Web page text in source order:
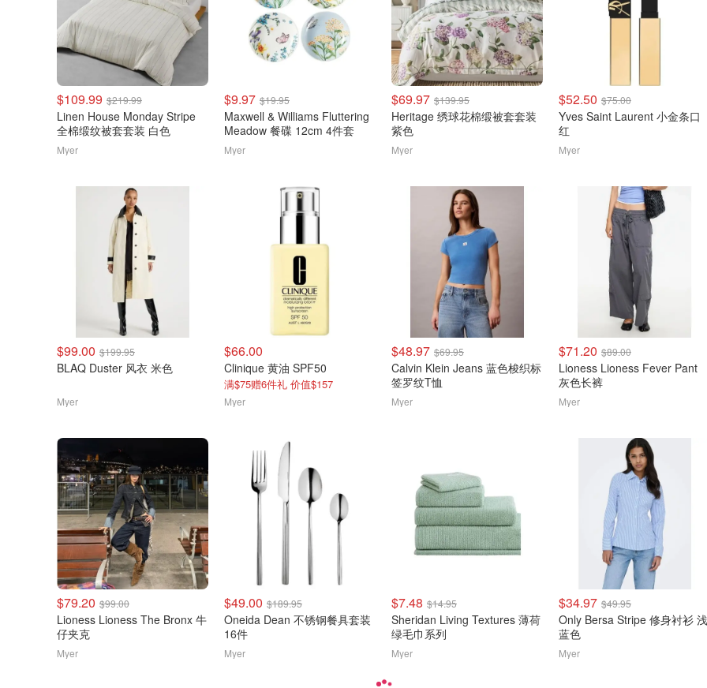
$109.99 $219.99
Linen House Monday Stripe
全棉缎纹被套套装 白色
Myer
$9.97 $19.95
Maxwell & Williams Fluttering
Meadow 餐碟 12cm 4件套
Myer
$69.97 $139.95
Heritage 绣球花棉缎被套套装
紫色
Myer
$52.50 $75.00
Yves Saint Laurent 小金条口
红
Myer
$99.00 $199.95
BLAQ Duster 风衣 米色
Myer
$66.00
Clinique 黄油 SPF50
满$75赠6件礼 价值$157
Myer
$48.97 $69.95
Calvin Klein Jeans 蓝色梭织标
签罗纹T恤
Myer
$71.20 $89.00
Lioness Lioness Fever Pant
灰色长裤
Myer
$79.20 $99.00
Lioness Lioness The Bronx 牛
仔夹克
Myer
$49.00 $189.95
Oneida Dean 不锈钢餐具套装
16件
Myer
$7.48 $14.95
Sheridan Living Textures 薄荷
绿毛巾系列
Myer
$34.97 $49.95
Only Bersa Stripe 修身衬衫 浅
蓝色
Myer